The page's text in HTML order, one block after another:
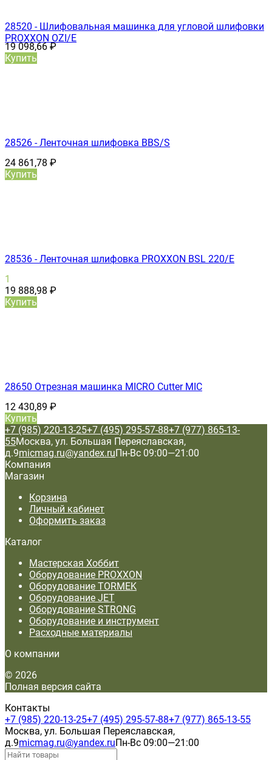
28520 - Шлифовальная машинка для угловой шлифовки
PROXXON OZI/E
19 098,66₽
Купить
28526 - Ленточная шлифовка BBS/S
24 861,78 ₽
Купить
28536 - Ленточная шлифовка PROXXON BSL 220/E
1
19 888,98 ₽
Купить
28650 Отрезная машинка MICRO Cutter MIC
12 430,89 ₽
Купить
+7 (985) 220-13-25+7 (495) 295-57-88+7 (977) 865-13-
55Москва, ул. Большая Переяславская,
д.9micmag.ru@yandex.ruПн-Вс 09:00—21:00
Компания
Магазин
Корзина
Личный кабинет
Оформить заказ
Каталог
Мастерская Хоббит
Оборудование PROXXON
Оборудование TORMEK
Оборудование JET
Оборудование STRONG
Оборудование и инструмент
Расходные материалы
О компании
© 2026
Полная версия сайта
Контакты
+7 (985) 220-13-25+7 (495) 295-57-88+7 (977) 865-13-55
Москва, ул. Большая Переяславская,
д.9micmag.ru@yandex.ruПн-Вс 09:00—21:00